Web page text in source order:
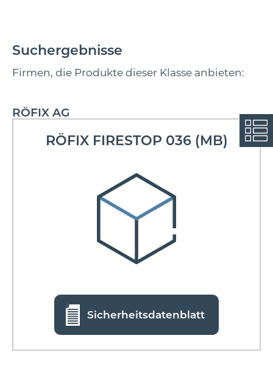
Suchergebnisse
Firmen, die Produkte dieser Klasse anbieten:
RÖFIX AG
RÖFIX FIRESTOP 036 (MB)
Sicherheitsdatenblatt